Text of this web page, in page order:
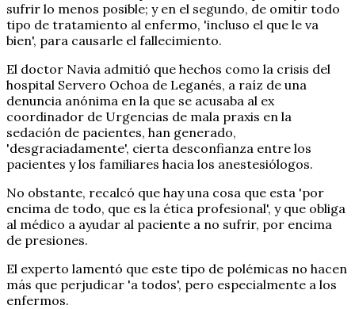
sufrir lo menos posible; y en el segundo, de omitir todo
tipo de tratamiento al enfermo, 'incluso el que le va
bien', para causarle el fallecimiento.
El doctor Navia admitió que hechos como la crisis del
hospital Servero Ochoa de Leganés, a raíz de una
denuncia anónima en la que se acusaba al ex
coordinador de Urgencias de mala praxis en la
sedación de pacientes, han generado,
'desgraciadamente', cierta desconfianza entre los
pacientes y los familiares hacia los anestesiólogos.
No obstante, recalcó que hay una cosa que esta 'por
encima de todo, que es la ética profesional', y que obliga
al médico a ayudar al paciente a no sufrir, por encima
de presiones.
El experto lamentó que este tipo de polémicas no hacen
más que perjudicar 'a todos', pero especialmente a los
enfermos.